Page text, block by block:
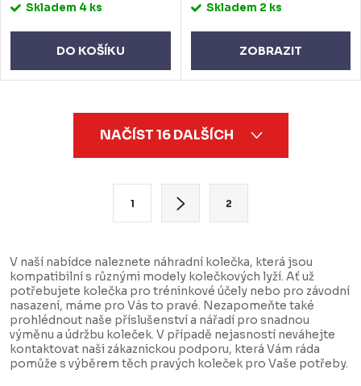
Skladem 4 ks
DO KOŠÍKU
Skladem 2 ks
ZOBRAZIT
c
í
p
r
v
k
NAČÍST 16 DALŠÍCH
á
n
k
o
v
á
1 2
V naší nabídce naleznete náhradní kolečka, která jsou
kompatibilní s různými modely kolečkových lyží. Ať už
potřebujete kolečka pro tréninkové účely nebo pro závodní
nasazení, máme pro Vás to pravé. Nezapomeňte také
prohlédnout naše příslušenství a nářadí pro snadnou
výměnu a údržbu koleček. V případě nejasností neváhejte
kontaktovat naši zákaznickou podporu, která Vám ráda
pomůže s výběrem těch pravých koleček pro Vaše potřeby.